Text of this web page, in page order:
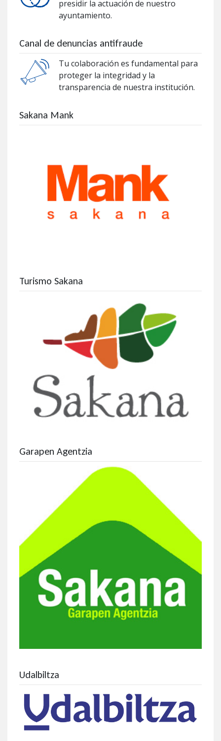
presidir la actuación de nuestro
ayuntamiento.
Canal de denuncias antifraude
Tu colaboración es fundamental para
proteger la integridad y la
transparencia de nuestra institución.
Sakana Mank
Turismo Sakana
Garapen Agentzia
Udalbiltza